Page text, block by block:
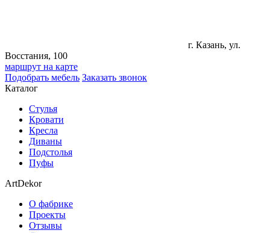
г. Казань, ул.
Восстания, 100
маршрут на карте
Подобрать мебель Заказать звонок
Каталог
Стулья
Кровати
Кресла
Диваны
Подстолья
Пуфы
ArtDekor
О фабрике
Проекты
Отзывы